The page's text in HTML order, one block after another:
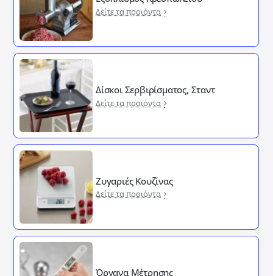
Δείτε τα προιόντα
Δίσκοι Σερβιρίσματος, Σταντ
Δείτε τα προιόντα
Ζυγαριές Κουζίνας
Δείτε τα προιόντα
Όργανα Μέτρησης